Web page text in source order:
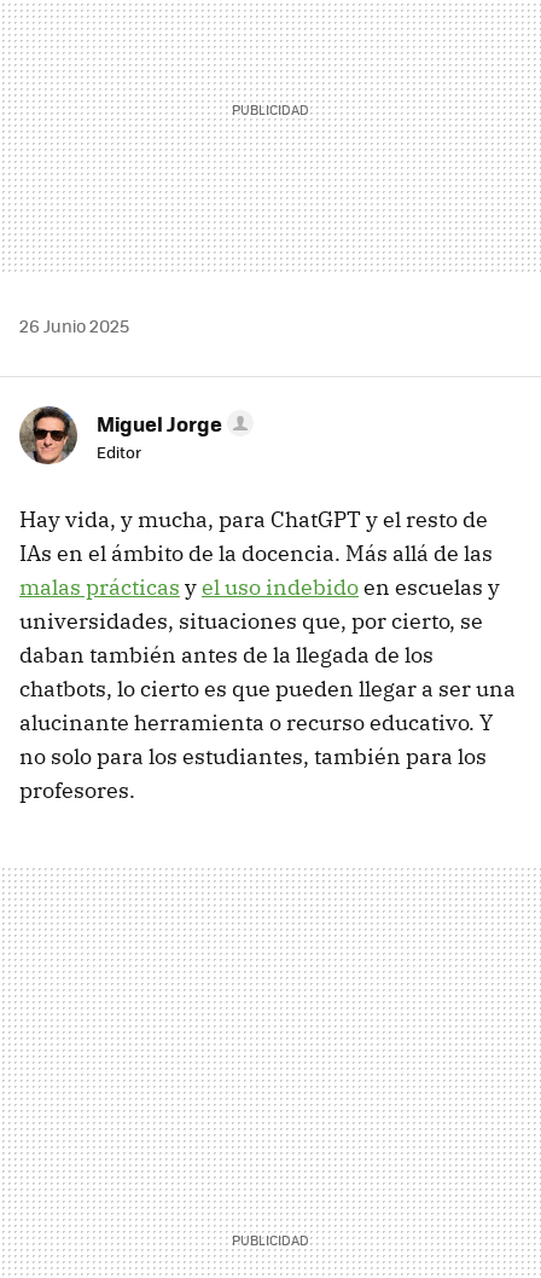
26 Junio 2025
Miguel Jorge
Editor
Hay vida, y mucha, para ChatGPT y el resto de
IAs en el ámbito de la docencia. Más allá de las
malas prácticas yel uso indebidoen escuelas y
universidades, situaciones que, por cierto, se
daban también antes de la llegada de los
chatbots, lo cierto es que pueden llegar a ser una
alucinante herramienta o recurso educativo. Y
no solo para los estudiantes, también para los
profesores.